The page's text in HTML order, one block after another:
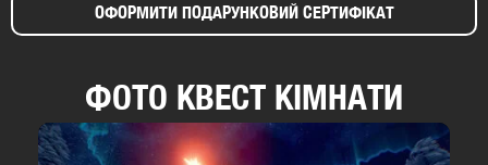
ОФОРМИТИ ПОДАРУНКОВИЙ СЕРТИФІКАТ
ФОТО КВЕСТ КІМНАТИ